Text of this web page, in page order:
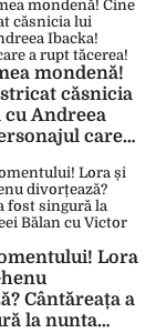
mondenă!
căsnicia
cu Andreea
care a
Lora
Cântăreața a
la nunta